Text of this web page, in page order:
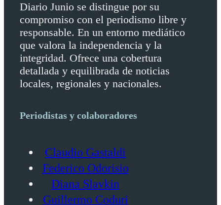
Diario Junio se distingue por su
compromiso con el periodismo libre y
responsable. En un entorno mediático
que valora la independencia y la
integridad. Ofrece una cobertura
detallada y equilibrada de noticias
locales, regionales y nacionales.
Periodistas y colaboradores
Claudio Gastaldi
Federico Odorisio
Diana Slavkin
Guillermo Coduri